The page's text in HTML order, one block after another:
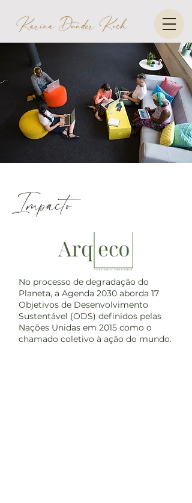
Impacto
No processo de degradação do
Planeta, a Agenda 2030 aborda 17
Objetivos de Desenvolvimento
Sustentável (ODS) definidos pelas
Nações Unidas em 2015 como o
chamado coletivo à ação do mundo.